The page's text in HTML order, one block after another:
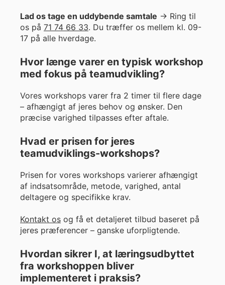
Lad os tage en uddybende samtale → Ring til
os på 71 74 66 33. Du træffer os mellem kl. 09-
17 på alle hverdage.
Hvor længe varer en typisk workshop
med fokus på teamudvikling?
Vores workshops varer fra 2 timer til flere dage
– afhængigt af jeres behov og ønsker. Den
præcise varighed tilpasses efter aftale.
Hvad er prisen for jeres
teamudviklings-workshops?
Prisen for vores workshops varierer afhængigt
af indsatsområde, metode, varighed, antal
deltagere og specifikke krav.
Kontakt os og få et detaljeret tilbud baseret på
jeres præferencer – ganske uforpligtende.
Hvordan sikrer I, at læringsudbyttet
fra workshoppen bliver
implementeret i praksis?